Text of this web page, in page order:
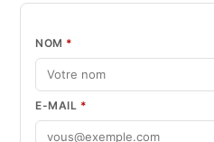
NOM *
E-MAIL *